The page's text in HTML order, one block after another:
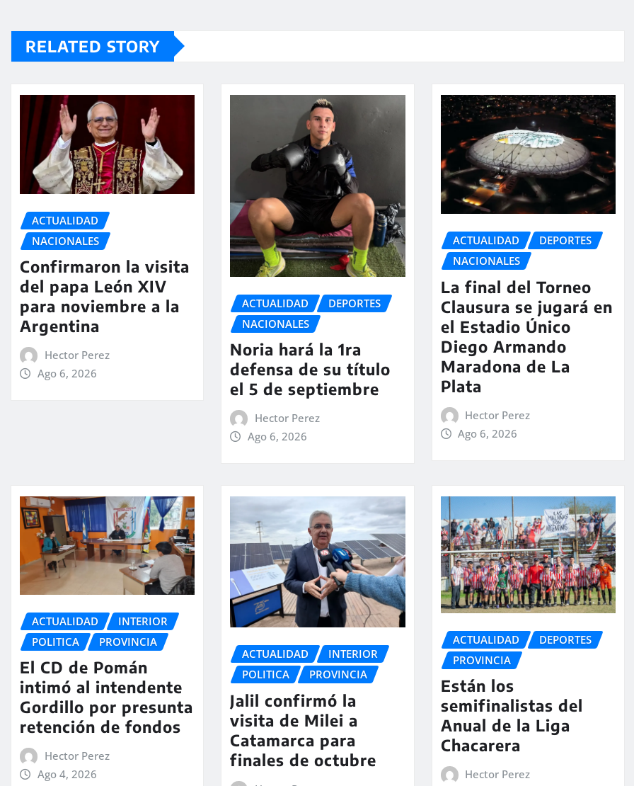
RELATED STORY
ACTUALIDAD
NACIONALES
Confirmaron la visita
del papa León XIV
para noviembre a la
Argentina
Hector Perez
Ago 6, 2026
ACTUALIDAD
DEPORTES
NACIONALES
Noria hará la 1ra
defensa de su título
el 5 de septiembre
Hector Perez
Ago 6, 2026
ACTUALIDAD
DEPORTES
NACIONALES
La final del Torneo
Clausura se jugará en
el Estadio Único
Diego Armando
Maradona de La
Plata
Hector Perez
Ago 6, 2026
ACTUALIDAD
INTERIOR
POLITICA
PROVINCIA
El CD de Pomán
intimó al intendente
Gordillo por presunta
retención de fondos
Hector Perez
Ago 4, 2026
ACTUALIDAD
INTERIOR
POLITICA
PROVINCIA
Jalil confirmó la
visita de Milei a
Catamarca para
finales de octubre
ACTUALIDAD
DEPORTES
PROVINCIA
Están los
semifinalistas del
Anual de la Liga
Chacarera
Hector Perez